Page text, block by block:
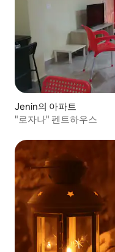
Jenin의 아파트
"로자나" 펜트하우스